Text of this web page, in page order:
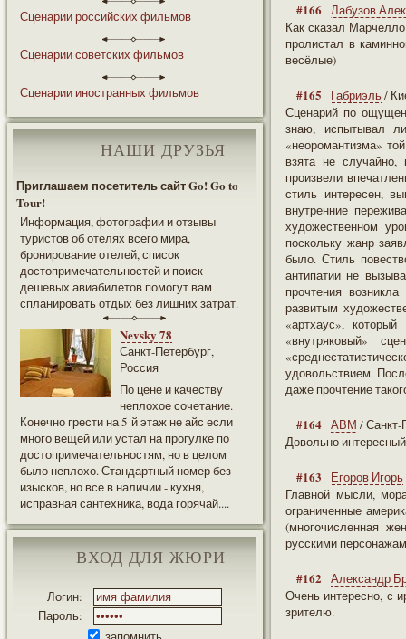
Сценарии российских фильмов
Сценарии советских фильмов
Сценарии иностранных фильмов
НАШИ ДРУЗЬЯ
Приглашаем посетитель сайт Go! Go to
Tour!
Информация, фотографии и отзывы
туристов об отелях всего мира,
бронирование отелей, список
достопримечательностей и поиск
дешевых авиабилетов помогут вам
спланировать отдых без лишних затрат.
Nevsky 78
Санкт-Петербург,
Россия
По цене и качеству
неплохое сочетание.
Конечно грести на 5-й этаж не айс если
много вещей или устал на прогулке по
достопримечательностям, но в целом
было неплохо. Стандартный номер без
изысков, но все в наличии - кухня,
исправная сантехника, вода горячай....
ВХОД ДЛЯ ЖЮРИ
Логин:
Пароль:
#166
Лабузов
Как сказал
пролистал в
весёлые)
#165 Габриэль/
Сценарий по
знаю, испытывал
«неоромантизма»
взята не
произвели
стиль интересен,
внутренние
художественном
поскольку жанр
было. Стиль
антипатии не
прочтения
развитым
«артхаус»,
«внутряковый»
удовольствием.
даже прочтение
#164 АВМ / Санкт-
Довольно
#163
Егоров Игорь
Главной мысли,
ограниченные
(многочисленная
русскими
#162
Александр
Очень интересно, с
зрителю.